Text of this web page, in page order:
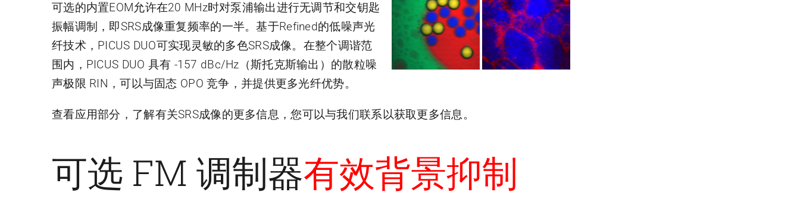
可选的内置EOM允许在20 MHz时对泵浦输出进行无调节和交钥匙
振幅调制，即SRS成像重复频率的一半。基于Refined的低噪声光
纤技术，PICUS DUO可实现灵敏的多色SRS成像。在整个调谐范
围内，PICUS DUO 具有 -157 dBc/Hz（斯托克斯输出）的散粒噪
声极限 RIN，可以与固态 OPO 竞争，并提供更多光纤优势。
查看应用部分，了解有关SRS成像的更多信息，您可以与我们联系以获取更多信息。
可选 FM 调制器有效背景抑制